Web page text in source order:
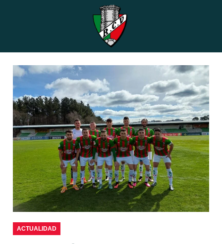
ACTUALIDAD